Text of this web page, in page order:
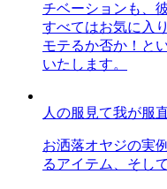
チベーションも、
すべてはお気に入
モテるか否か！と
いたします。
人の服見て我が服
お洒落オヤジの実
るアイテム、そし